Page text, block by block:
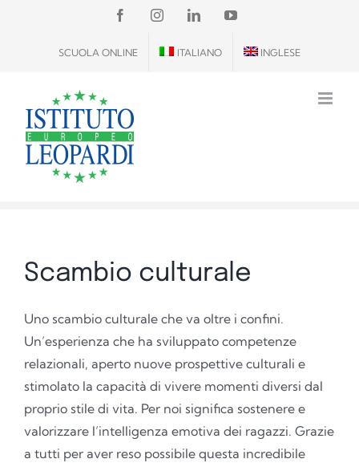
contenuto
FACEBOOKINSTAGRAM
LINKEDINYOUTUBE
SCUOLA ONLINE ITALIANO INGLESE
Scambio culturale
Uno scambio culturale che va oltre i confini.
Un’esperienza che ha sviluppato competenze
relazionali, aperto nuove prospettive culturali e
stimolato la capacità di vivere momenti diversi dal
proprio stile di vita. Per noi significa sostenere e
valorizzare l’intelligenza emotiva dei ragazzi. Grazie
a tutti per aver reso possibile questa incredibile